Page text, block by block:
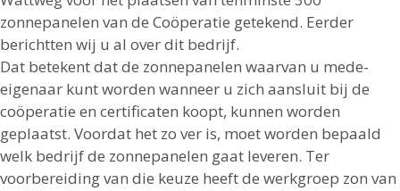
zonnepanelen van de Coöperatie getekend. Eerder
berichtten wij u al over dit bedrijf.
Dat betekent dat de zonnepanelen waarvan u mede-
eigenaar kunt worden wanneer u zich aansluit bij de
coöperatie en certificaten koopt, kunnen worden
geplaatst. Voordat het zo ver is, moet worden bepaald
welk bedrijf de zonnepanelen gaat leveren. Ter
voorbereiding van die keuze heeft de werkgroep zon van